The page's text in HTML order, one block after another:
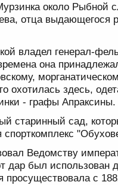
около Рыбной
отца выдающегося
владел генерал-
она
охотилась здесь,
- графы Апраксины.
старинный сад,
Ведомству
дар был использован
просуществовала с